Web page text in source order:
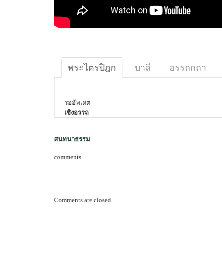
พระไตรปิฎก บาลี อรรถกถา
รออัพเดต
เชิงอรรถ
สนทนาธรรม
comments
Comments are closed.